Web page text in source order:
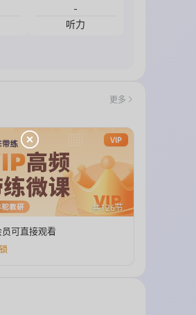
-
听力
更多
VIP
共126节
员可直接观看